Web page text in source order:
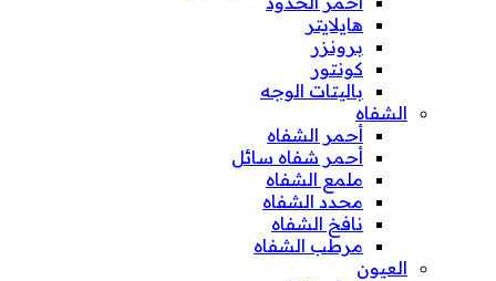
هايلايتر
برونزر
كونتور
باليتات الوجه
الشفاه
أحمر الشفاه
أحمر شفاه سائل
ملمع الشفاه
محدد الشفاه
نافخ الشفاه
مرطب الشفاه
العيون